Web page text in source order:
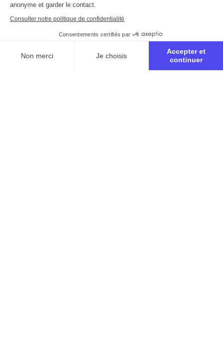
anonyme et garder le contact.
Consulter notre politique de confidentialité
Consentements certifiés par
Non merci Je choisis
Accepter et
continuer